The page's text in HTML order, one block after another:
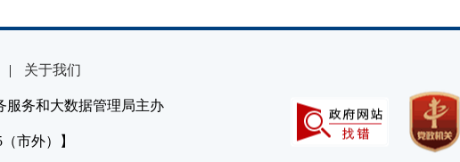
| 关于我们
务和大数据管理局主办
市外）】